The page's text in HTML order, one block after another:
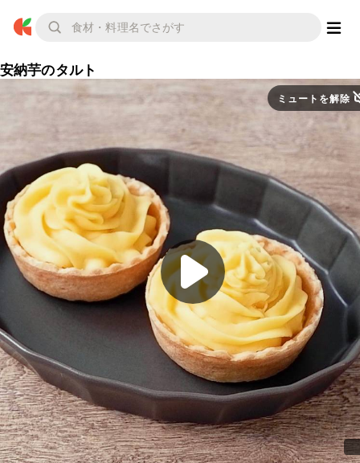
安納芋のタルト
ミュートを解除